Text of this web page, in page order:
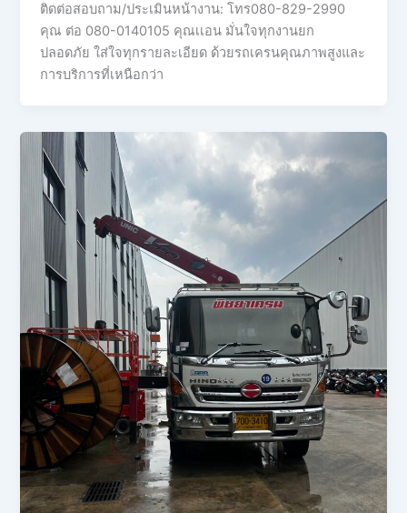
ติดต่อสอบถาม/ประเมินหน้างาน: โทร080-829-2990
คุณ ต่อ 080-0140105 คุณเเอน มั่นใจทุกงานยก
ปลอดภัย ใส่ใจทุกรายละเอียด ด้วยรถเครนคุณภาพสูงและ
การบริการที่เหนือกว่า